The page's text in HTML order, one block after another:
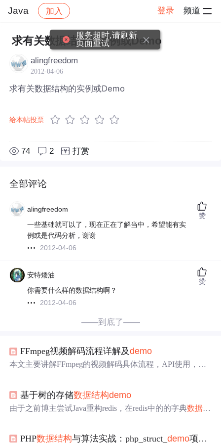
Java 加入 登录 频道
社区 Java 帖子详情
求有关数据结构的实例或Demo
alingfreedom
2012-04-06
求有关数据结构的实例或Demo
给本帖投票
74 2 打赏
全部评论
alingfreedom
一些基础就可以了，现在正在了解当中，希望能有实
例或是代码分析，谢谢
2012-04-06
赞
安特矮油
你需要什么样的数据结构啊？
2012-04-06
赞
——到底了——
FFmpeg视频解码流程详解及demo
本文主要讲解FFmpeg的视频解码具体流程，API使用，以
基于树的存储数据结构demo
由于之前博主尝试Java重构redis，在redis中的的字典数据结
是我注意到了在redis的数据结构 中，并没有像Java集合类
PHP数据结构与算法实战：php_struct_demo项目解读
服务超时,请刷新
页面重试